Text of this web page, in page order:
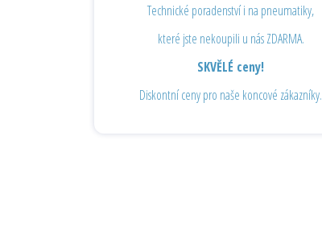
Technické poradenství i na pneumatiky,
které jste nekoupili u nás ZDARMA.
SKVĚLÉ ceny!
Diskontní ceny pro naše koncové zákazníky.